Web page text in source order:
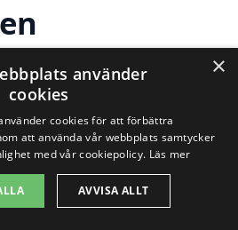
för
i andra
Nikkala
och funktionell
×
använder
cookies
cookies för att förbättra
att använda vår webbplats samtycker
med vår cookiepolicy. Läs mer
AVVISA ALLT